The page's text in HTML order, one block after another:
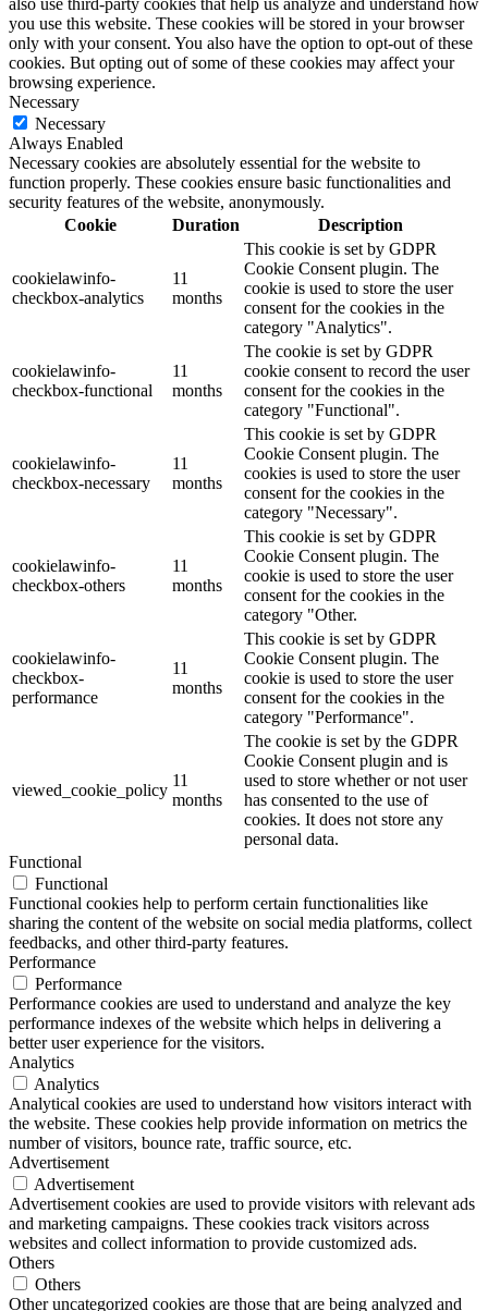
you use this website. These cookies will be stored in your browser
only with your consent. You also have the option to opt-out of these
cookies. But opting out of some of these cookies may affect your
browsing experience.
Necessary
Necessary
Always Enabled
Necessary cookies are absolutely essential for the website to
function properly. These cookies ensure basic functionalities and
security features of the website, anonymously.
Cookie
Duration Description
cookielawinfo-
checkbox-analytics
11
months
This cookie is set by GDPR
Cookie Consent plugin. The
cookie is used to store the user
consent for the cookies in the
category "Analytics".
cookielawinfo-
checkbox-functional
11
months
The cookie is set by GDPR
cookie consent to record the user
consent for the cookies in the
category "Functional".
cookielawinfo-
checkbox-necessary
11
months
This cookie is set by GDPR
Cookie Consent plugin. The
cookies is used to store the user
consent for the cookies in the
category "Necessary".
cookielawinfo-
checkbox-others
11
months
This cookie is set by GDPR
Cookie Consent plugin. The
cookie is used to store the user
consent for the cookies in the
category "Other.
cookielawinfo-
checkbox-
performance
11
months
This cookie is set by GDPR
Cookie Consent plugin. The
cookie is used to store the user
consent for the cookies in the
category "Performance".
viewed_cookie_policy
11
months
The cookie is set by the GDPR
Cookie Consent plugin and is
used to store whether or not user
has consented to the use of
cookies. It does not store any
personal data.
Functional
Functional
Functional cookies help to perform certain functionalities like
sharing the content of the website on social media platforms, collect
feedbacks, and other third-party features.
Performance
Performance
Performance cookies are used to understand and analyze the key
performance indexes of the website which helps in delivering a
better user experience for the visitors.
Analytics
Analytics
Analytical cookies are used to understand how visitors interact with
the website. These cookies help provide information on metrics the
number of visitors, bounce rate, traffic source, etc.
Advertisement
Advertisement
Advertisement cookies are used to provide visitors with relevant ads
and marketing campaigns. These cookies track visitors across
websites and collect information to provide customized ads.
Others
Others
Other uncategorized cookies are those that are being analyzed and